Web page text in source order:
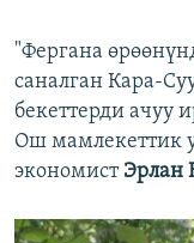
"Фергана
саналган Кара-
бекеттерди ачуу
Ош мамлекеттик
экономист Эрлан